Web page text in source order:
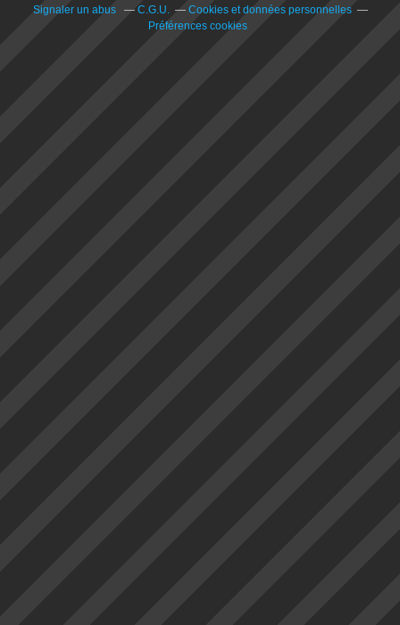
Signaler un abus C.G.U.
Cookies et données personnelles
Préférences cookies